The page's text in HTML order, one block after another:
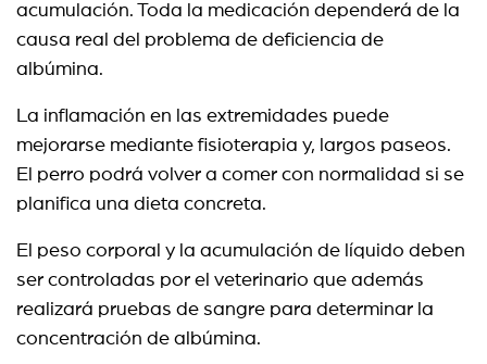
acumulación. Toda la medicación dependerá de la
causa real del problema de deficiencia de
albúmina.
La inflamación en las extremidades puede
mejorarse mediante fisioterapia y, largos paseos.
El perro podrá volver a comer con normalidad si se
planifica una dieta concreta.
El peso corporal y la acumulación de líquido deben
ser controladas por el veterinario que además
realizará pruebas de sangre para determinar la
concentración de albúmina.